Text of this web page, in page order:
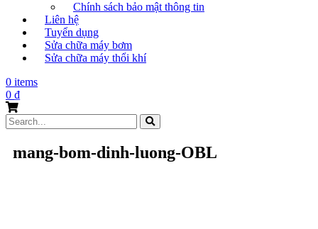
Chính sách bảo mật thông tin
Liên hệ
Tuyển dụng
Sửa chữa máy bơm
Sửa chữa máy thổi khí
0 items
0 ₫
Search
for:
mang-bom-dinh-luong-OBL